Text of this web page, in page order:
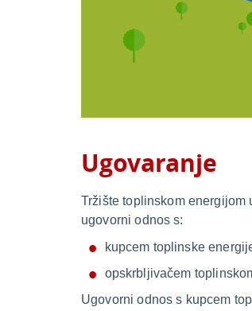
Ugovaranje
Tržište toplinskom
ugovorni odnos s:
kupcem toplinske
opskrbljivačem
Ugovorni odnos s kupcem